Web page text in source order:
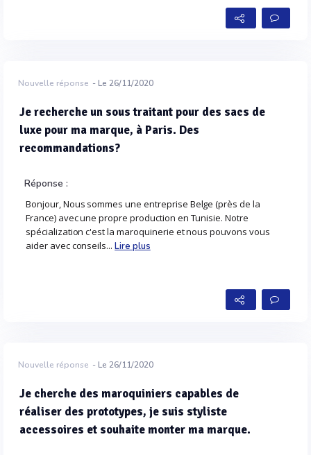
Nouvelle réponse - Le 26/11/2020
Je recherche un sous traitant pour des sacs de
luxe pour ma marque, à Paris. Des
recommandations?
Réponse :
Bonjour, Nous sommes une entreprise Belge (près de la
France) avec une propre production en Tunisie. Notre
spécialization c'est la maroquinerie et nous pouvons vous
aider avec conseils...Lire plus
Nouvelle réponse - Le 26/11/2020
Je cherche des maroquiniers capables de
réaliser des prototypes, je suis styliste
accessoires et souhaite monter ma marque.